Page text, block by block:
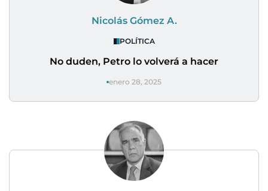
Nicolás Gómez A.
POLÍTICA
No duden, Petro lo volverá a hacer
enero 28, 2025